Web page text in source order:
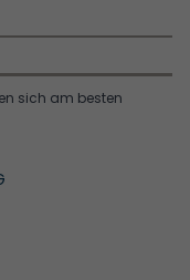
sich am besten